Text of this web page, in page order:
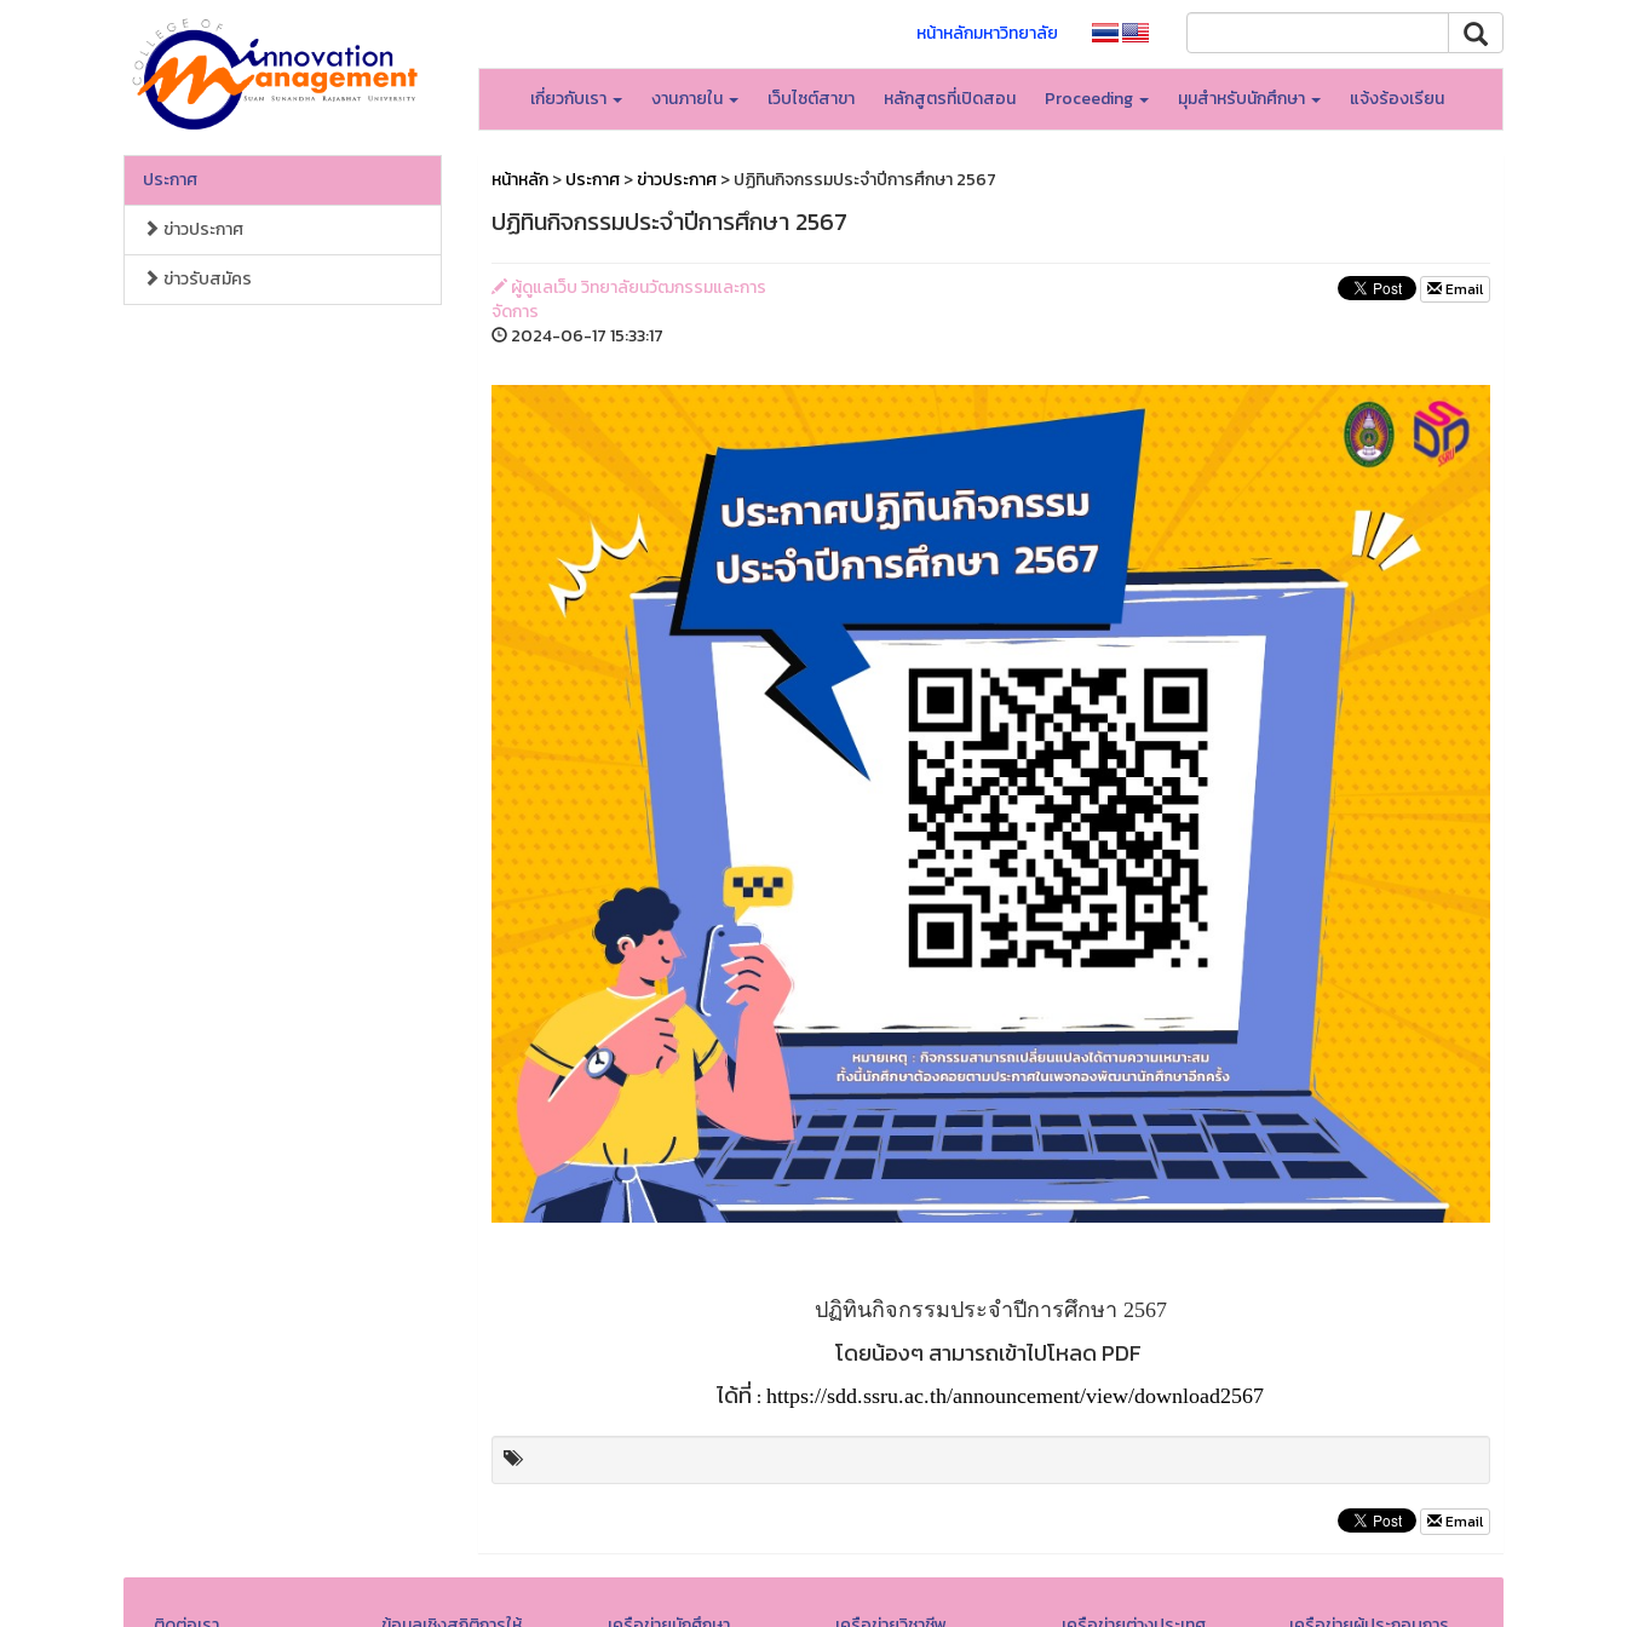
หน้าหลักมหาวิทยาลัย
เกี่ยวกับเรา งานภายใน เว็บไซต์สาขา หลักสูตรที่เปิดสอน Proceeding มุมสำหรับนักศึกษา แจ้งร้องเรียน
ประกาศ
ข่าวประกาศ
ข่าวรับสมัคร
หน้าหลัก>ประกาศ>ข่าวประกาศ> ปฏิทินกิจกรรมประจำปีการศึกษา 2567
ปฏิทินกิจกรรมประจำปีการศึกษา 2567
ผู้ดูแลเว็บ วิทยาลัยนวัฒกรรมและการ
จัดการ
2024-06-17 15:33:17
Email
ปฏิทินกิจกรรมประจำปีการศึกษา 2567
โดยน้องๆ สามารถเข้าไปโหลด PDF
ได้ที่ :https://sdd.ssru.ac.th/announcement/view/download2567
Email